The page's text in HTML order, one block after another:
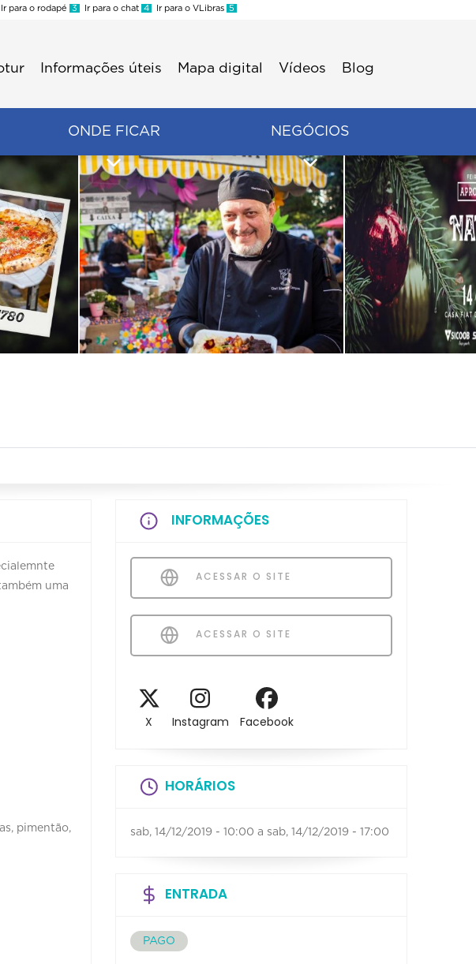
Ir para o rodapé 3 Ir para o chat 4 Ir para o VLibras 5
Informações úteis Mapa digital Vídeos Blog
ONDE FICAR NEGÓCIOS
uma
pimentão,
INFORMAÇÕES
ACESSAR O SITE
ACESSAR O SITE
X Instagram Facebook
HORÁRIOS
sab, 14/12/2019 - 10:00 a sab, 14/12/2019 - 17:00
ENTRADA
PAGO